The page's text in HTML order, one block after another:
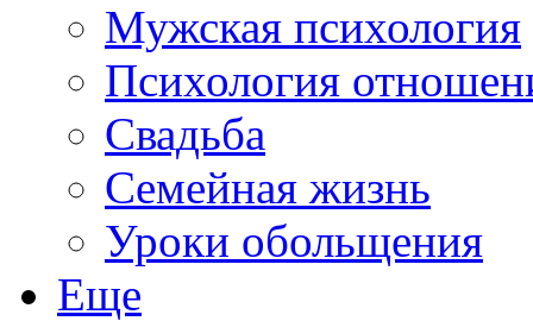
Мужская психология
Психология
Свадьба
Семейная жизнь
Уроки обольщения
Еще